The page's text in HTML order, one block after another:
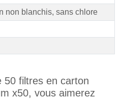
non blanchis, sans chlore
50 filtres en carton
x50, vous aimerez